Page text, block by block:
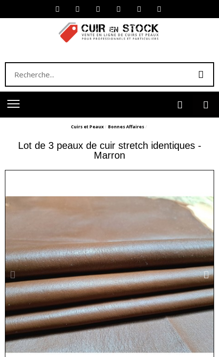
Cuirs et Peaux Bonnes Affaires
Lot de 3 peaux de cuir stretch identiques -
Marron